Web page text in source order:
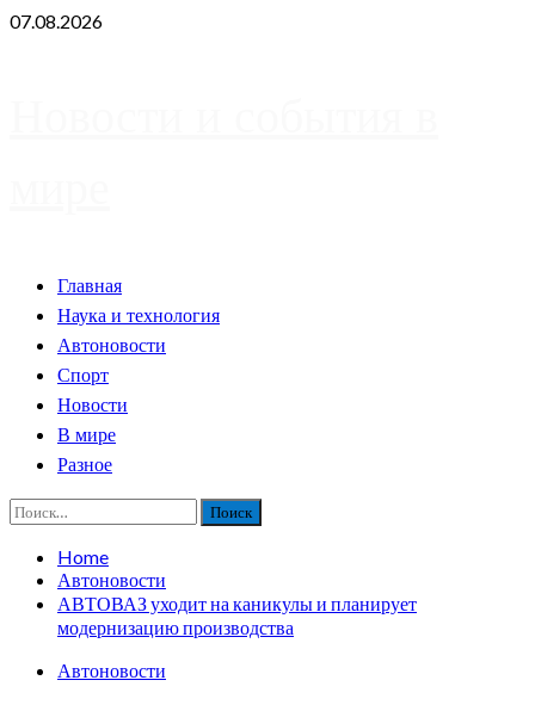
Skip
07.08.2026
PrimaryГлавная
Наука и технология
Автоновости
Спорт
Новости
В мире
Разное
Найти:
Home
Автоновости
АВТОВАЗ уходит на каникулы и планирует
модернизацию производства
Автоновости